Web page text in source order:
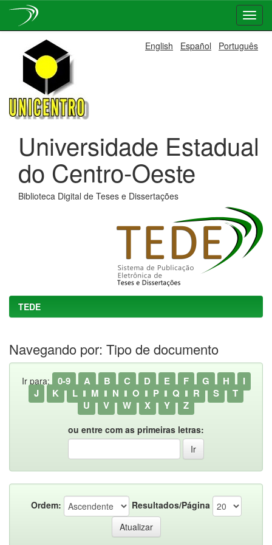
navigation
English Español Português
Universidade Estadual
do Centro-Oeste
Biblioteca Digital de Teses e Dissertações
TEDE
Navegando por: Tipo de documento
Ir para: 0-9 A B C D E F G H
I
J
K L M N O P Q R S
T
U
V W X Y Z
ou entre com as primeiras letras:
Ordem: Resultados/Página